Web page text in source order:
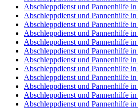
Abschleppdienst und Pannenhilfe in
Abschleppdienst und Pannenhilfe
Abschleppdienst und Pannenhilfe
Abschleppdienst und Pannenhilfe
Abschleppdienst und Pannenhilfe
Abschleppdienst und Pannenhilfe
Abschleppdienst und Pannenhilfe in
Abschleppdienst und Pannenhilfe
Abschleppdienst und Pannenhilfe
Abschleppdienst und Pannenhilfe
Abschleppdienst und Pannenhilfe
Abschleppdienst und Pannenhilfe